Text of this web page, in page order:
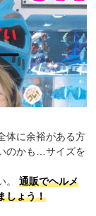
体に余裕がある方
のかも…サイズを
。通販でヘルメ
しょう！